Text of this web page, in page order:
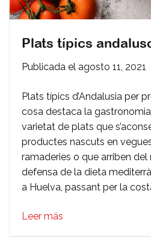
Plats típics
Publicada el agosto 11, 2021
Plats típics d’Andalusia per
cosa destaca la
varietat de plats que
productes nascuts en
ramaderies o que arriben del
defensa de la dieta
a Huelva, passant per la
Leer más